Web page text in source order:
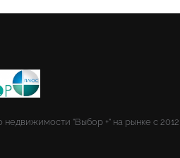
недвижимости "Выбор +" на рынке с 2012